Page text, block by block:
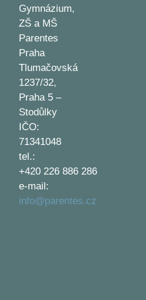
Gymnázium,
ZŠ a MŠ
Parentes
Praha
Tlumačovská
1237/32,
Praha 5 –
Stodůlky
IČO:
71341048
tel.:
+420 226 886 286
e-mail:
info@parentes.cz